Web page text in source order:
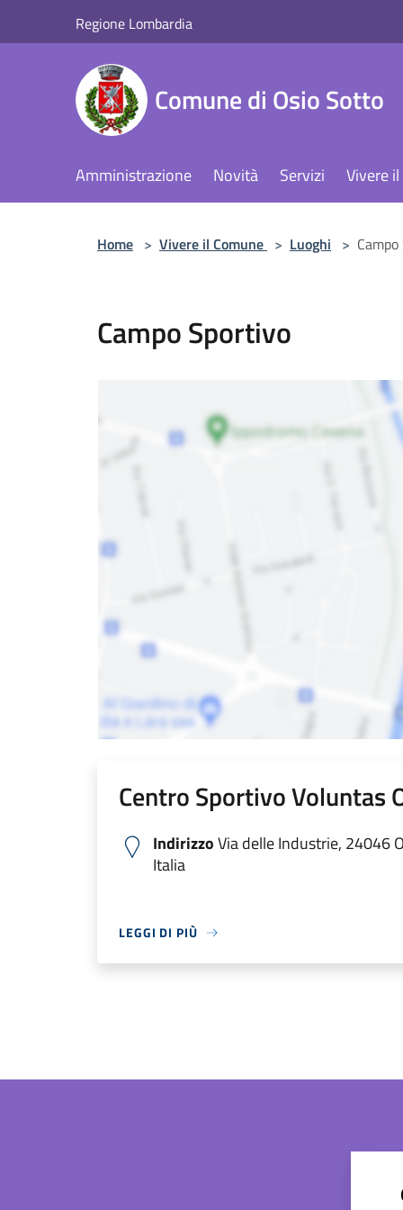
Regione Lombardia
Comune di Osio Sotto
Amministrazione Novità Servizi Vivere
Home > Vivere il Comune > Luoghi >
Campo Sportivo
Centro Sportivo Voluntas
IndirizzoVia delle Industrie, 24046
Italia
LEGGI DI PIÙ